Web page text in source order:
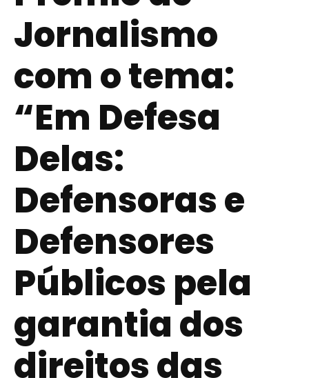
Jornalismo
com o tema:
“Em Defesa
Delas:
Defensoras e
Defensores
Públicos pela
garantia dos
direitos das